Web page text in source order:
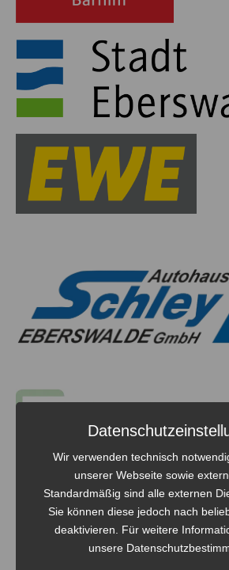
Wir verwenden technisch
unserer Webseite sowie
Standardmäßig sind alle externen
Sie können diese jedoch nach
deaktivieren. Für weitere
unsere